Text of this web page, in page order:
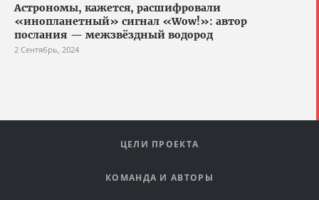
Астрономы, кажется, расшифровали
«инопланетный» сигнал «Wow!»: автор
послания — межзвёздный водород
2 Сентябрь, 2024
ЦЕЛИ ПРОЕКТА
КОМАНДА И АВТОРЫ